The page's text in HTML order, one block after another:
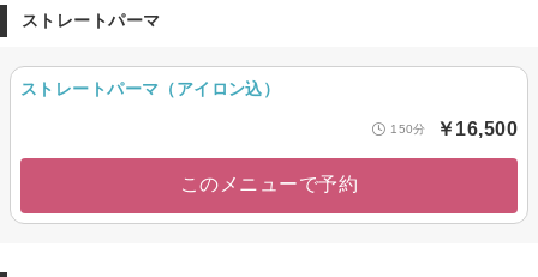
ストレートパーマ
ストレートパーマ（アイロン込）
150分 ￥16,500
このメニューで予約